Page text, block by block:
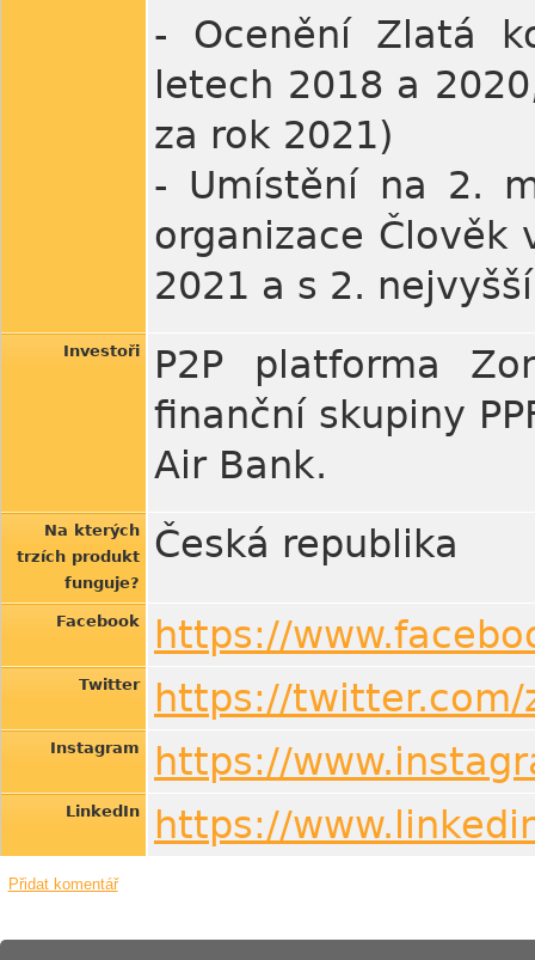
- Ocenění Zlatá
letech 2018 a
za rok 2021)
- Umístění na 2.
organizace Člověk
2021 a s 2.
Investoři
P2P platforma
finanční skupiny
Air Bank.
Na kterých
trzích produkt
funguje?
Česká republika
Facebook https://
Twitter https://twitter.com/
Instagram https://
LinkedIn https://
Přidat komentář